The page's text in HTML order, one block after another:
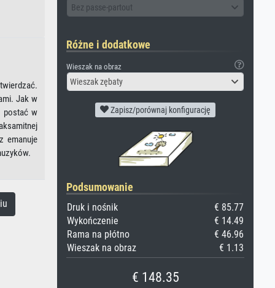
Jak w
postać w
emanuje
Bez passe-partout
Różne i dodatkowe
Wieszak na obraz
Wieszak zębaty
Zapisz/porównaj konfigurację
Podsumowanie
Druk i nośnik
€ 85.77
Wykończenie
€ 14.49
Rama na płótno
€ 46.96
Wieszak na obraz
€ 1.13
€ 148.35